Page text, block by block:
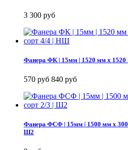
3 300 руб
Фанера ФК | 15мм | 1520 мм х 1520
570 руб 840 руб
Фанера ФСФ | 15мм | 1500 мм х
Ш2